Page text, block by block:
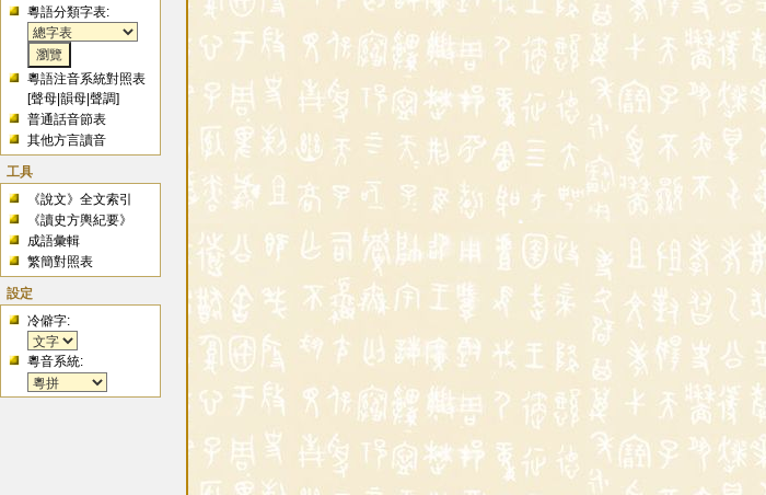
粵語分類字表:
粵語注音系統對照表
[聲母 |韻母 |聲調]
普通話音節表
其他方言讀音
工具
《說文》全文索引
《讀史方輿紀要》
成語彙輯
繁簡對照表
設定
冷僻字:
粵音系統: